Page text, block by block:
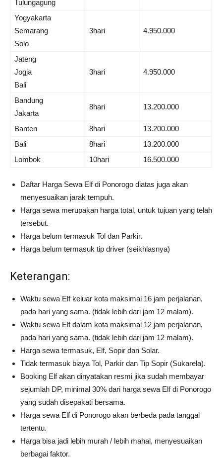
Tulungagung
Yogyakarta
Semarang
Solo
3hari 4.950.000
Jateng
Jogja
Bali
3hari 4.950.000
Bandung
Jakarta
8hari 13.200.000
Banten 8hari
13.200.000
Bali
8hari
13.200.000
Lombok
10hari 16.500.000
Daftar Harga Sewa Elf di Ponorogo diatas juga akan
menyesuaikan jarak tempuh.
Harga sewa merupakan harga total, untuk tujuan yang telah
tersebut.
Harga belum termasuk Tol dan Parkir.
Harga belum termasuk tip driver (seikhlasnya)
Keterangan:
Waktu sewa Elf keluar kota maksimal 16 jam perjalanan,
pada hari yang sama. (tidak lebih dari jam 12 malam).
Waktu sewa Elf dalam kota maksimal 12 jam perjalanan,
pada hari yang sama. (tidak lebih dari jam 12 malam).
Harga sewa termasuk, Elf, Sopir dan Solar.
Tidak termasuk biaya Tol, Parkir dan Tip Sopir (Sukarela).
Booking Elf akan dinyatakan resmi jika sudah membayar
sejumlah DP, minimal 30% dari harga sewa Elf di Ponorogo
yang sudah disepakati bersama.
Harga sewa Elf di Ponorogo akan berbeda pada tanggal
tertentu.
Harga bisa jadi lebih murah / lebih mahal, menyesuaikan
berbagai faktor.